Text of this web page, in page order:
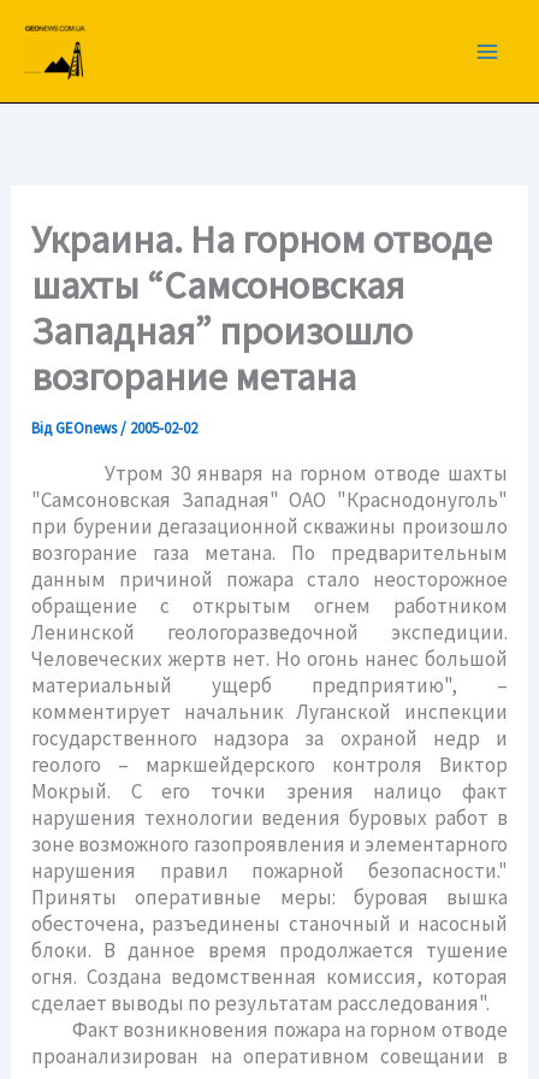
вмісту
Украина. На горном отводе
шахты “Самсоновская
Западная” произошло
возгорание метана
ВідGEOnews/ 2005-02-02
Утром 30 января на горном отводе шахты
"Самсоновская Западная" ОАО "Краснодонуголь"
при бурении дегазационной скважины произошло
возгорание газа метана. По предварительным
данным причиной пожара стало неосторожное
обращение с открытым огнем работником
Ленинской геологоразведочной экспедиции.
Человеческих жертв нет. Но огонь нанес большой
материальный ущерб предприятию", –
комментирует начальник Луганской инспекции
государственного надзора за охраной недр и
геолого – маркшейдерского контроля Виктор
Мокрый. С его точки зрения налицо факт
нарушения технологии ведения буровых работ в
зоне возможного газопроявления и элементарного
нарушения правил пожарной безопасности."
Приняты оперативные меры: буровая вышка
обесточена, разъединены станочный и насосный
блоки. В данное время продолжается тушение
огня. Создана ведомственная комиссия, которая
сделает выводы по результатам расследования".
Факт возникновения пожара на горном отводе
проанализирован на оперативном совещании в